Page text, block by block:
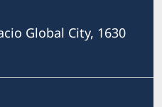
Global City, 1630